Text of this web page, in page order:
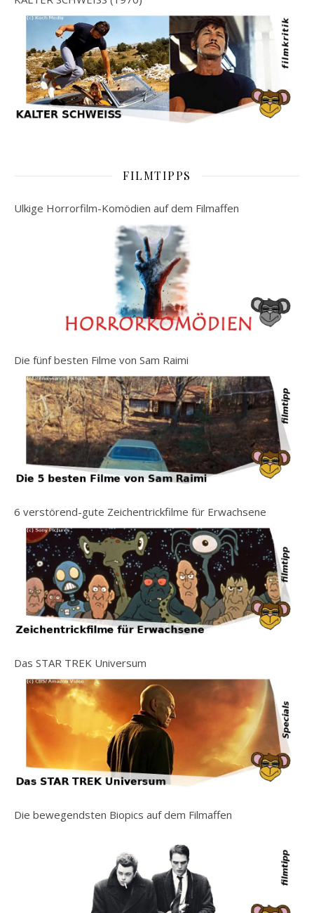
FILMTIPPS
Ulkige Horrorfilm-Komödien auf dem Filmaffen
Die fünf besten Filme von Sam Raimi
6 verstörend-gute Zeichentrickfilme für Erwachsene
Das STAR TREK Universum
Die bewegendsten Biopics auf dem Filmaffen